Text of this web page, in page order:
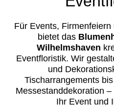
Für Events,
bietet das
Wilhelmshaven
Eventfloristik. Wir
und
Tischarrangements
Messestanddekoration
Ihr Event und